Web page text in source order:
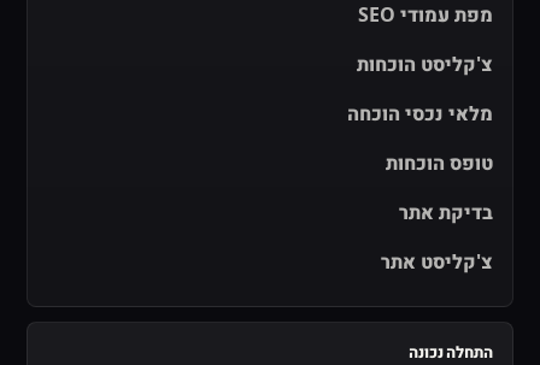
מפת עמודי SEO
צ'קליסט הוכחות
מלאי נכסי הוכחה
טופס הוכחות
בדיקת אתר
צ'קליסט אתר
התחלה נכונה